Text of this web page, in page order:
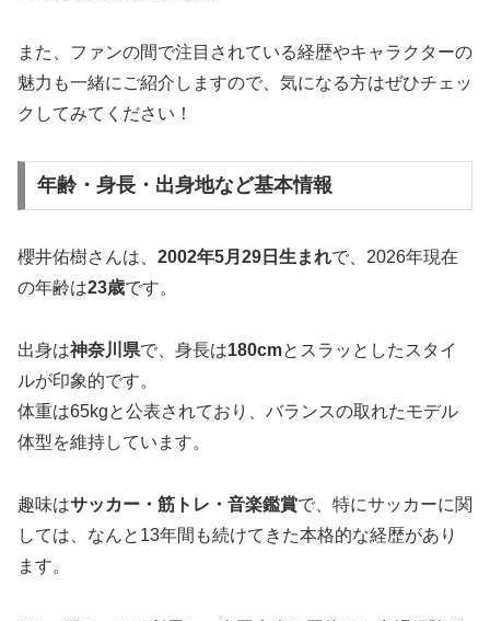
また、ファンの間で注目されている経歴やキャラクターの
魅力も一緒にご紹介しますので、気になる方はぜひチェッ
クしてみてください！
年齢・身長・出身地など基本情報
櫻井佑樹さんは、 2002年5月29日生まれで、2026年現在
の年齢は23歳です。
出身は神奈川県で、身長は180cmとスラッとしたスタイ
ルが印象的です。
体重は65kgと公表されており、バランスの取れたモデル
体型を維持しています。
趣味はサッカー・筋トレ・音楽鑑賞で、特にサッカーに関
しては、なんと13年間も続けてきた本格的な経歴があり
ます。